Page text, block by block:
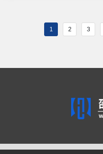
1 2 3